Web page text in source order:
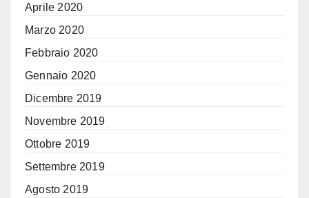
Aprile 2020
Marzo 2020
Febbraio 2020
Gennaio 2020
Dicembre 2019
Novembre 2019
Ottobre 2019
Settembre 2019
Agosto 2019